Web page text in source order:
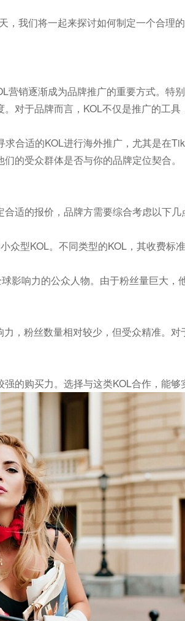
，我们将一起来探讨如何制定一个合理的
营销逐渐成为品牌推广的重要方式。特
对于品牌而言，KOL不仅是推广的工
合适的KOL进行海外推广，尤其是在
的受众群体是否与你的品牌定位契合。
适的报价，品牌方需要综合考虑以下几
型KOL。不同类型的KOL，其收费标准
影响力的公众人物。由于粉丝量巨大，
，粉丝数量相对较少，但受众精准。
的购买力。选择与这类KOL合作，能够